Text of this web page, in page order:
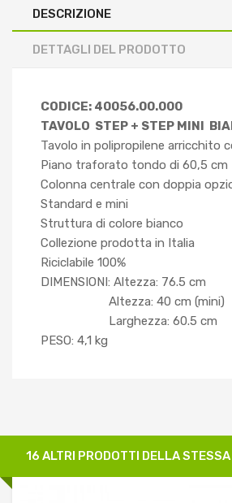
DESCRIZIONE
DETTAGLI DEL PRODOTTO
CODICE: 40056.00.000
TAVOLO STEP + STEP MINI
Tavolo in polipropilene arricchito
Piano traforato tondo di 60,5 cm
Colonna centrale con doppia
Standard e mini
Struttura di colore bianco
Collezione prodotta in Italia
Riciclabile 100%
DIMENSIONI: Altezza: 76.5 cm
Altezza: 40 cm (mini)
Larghezza: 60.5 cm
PESO: 4,1 kg
16 ALTRI PRODOTTI DELLA